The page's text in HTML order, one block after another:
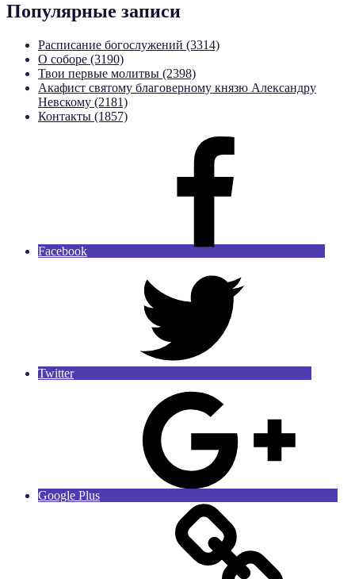
Популярные записи
Расписание богослужений (3314)
О соборе (3190)
Твои первые молитвы (2398)
Акафист святому благоверному князю Александру
Невскому (2181)
Контакты (1857)
Facebook
Twitter
Google Plus